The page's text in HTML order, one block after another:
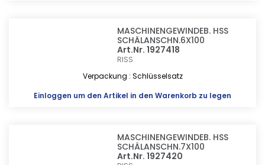
MASCHINENGEWINDEB. HSS
SCHÄLANSCHN.6X100
Art.Nr. 1927418
RISS
Verpackung : Schlüsselsatz
Einloggen um den Artikel in den Warenkorb zu legen
MASCHINENGEWINDEB. HSS
SCHÄLANSCHN.7X100
Art.Nr. 1927420